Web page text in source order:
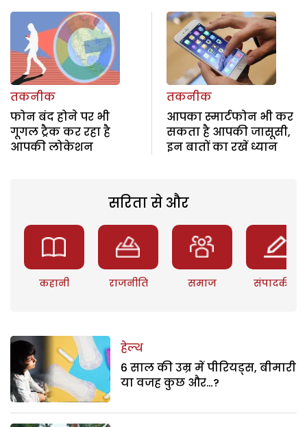
तकनीक
फोन बंद होने पर भी
गूगल ट्रैक कर रहा है
आपकी लोकेशन
तकनीक
आपका स्मार्टफोन भी कर
सकता है आपकी जासूसी,
इन बातों का रखें ध्यान
सरिता से और
कहानी राजनीति समाज संपादकीय
हेल्थ
6 साल की उम्र में पीरियड्स, बीमारी
या वजह कुछ और…?